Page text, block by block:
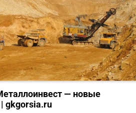
— новые
gkgorsia.ru